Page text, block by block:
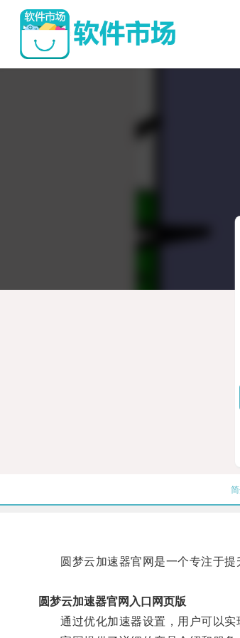
圆梦云加速器官网是一个专注于提
圆梦云加速器官网入口网页版
通过优化加速器设置，用户可以实